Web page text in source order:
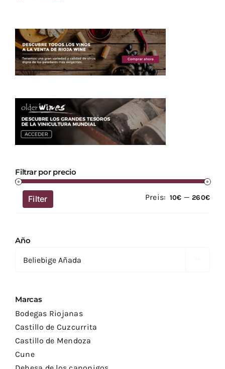
Filtrar por precio
Filter Preis: 10€ —260€
Año
Marcas
Bodegas Riojanas
Castillo de Cuzcurrita
Castillo de Mendoza
Cune